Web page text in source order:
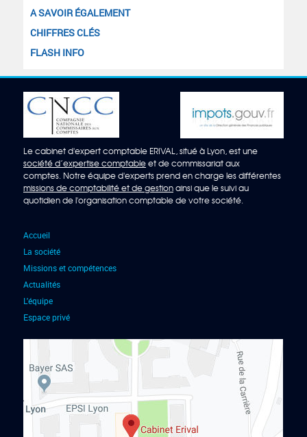
A SAVOIR ÉGALEMENT
CHIFFRES CLÉS
FLASH INFO
Le cabinet d'expert comptable ERIVAL, situé à Lyon, est une
société d’expertise comptableet de commissariat aux
comptes. Notre équipe d'experts prend en charge les différentes
missions de comptabilité et de gestionainsi que le suivi au
quotidien de l'organisation comptable de votre société.
Accueil
La société
Missions et compétences
Actualités
L'équipe
Espace privé